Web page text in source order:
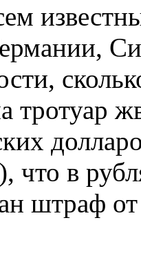
тротуар
что в
штраф